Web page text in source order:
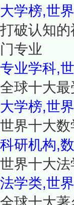
大学榜,世
打破认知
门专业
专业学科,
全球十大
大学榜,世
世界十大
科研机构,
世界十大
法学类,世